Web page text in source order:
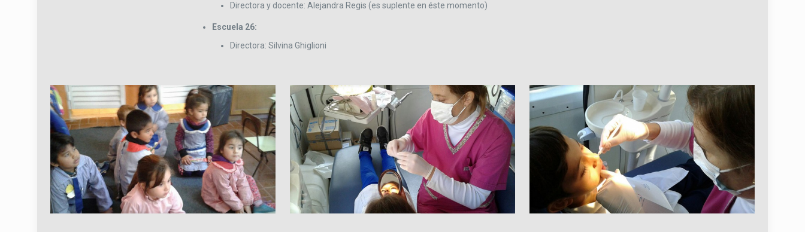
Directora y docente: Alejandra Regis (es suplente en éste momento)
Escuela 26:
Directora: Silvina Ghiglioni